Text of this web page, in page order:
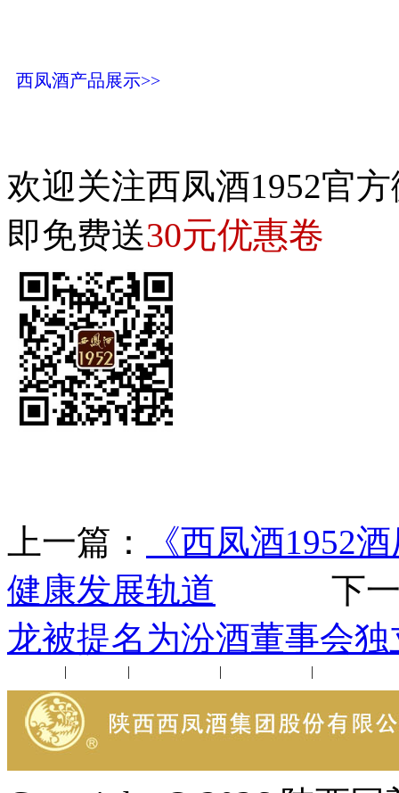
西凤酒产品展示>>
欢迎关注西凤酒1952官
即免费送30元优惠卷
上一篇：
《西凤酒1952
健康发展轨道 下一
龙被提名为汾酒董事会
| | | |